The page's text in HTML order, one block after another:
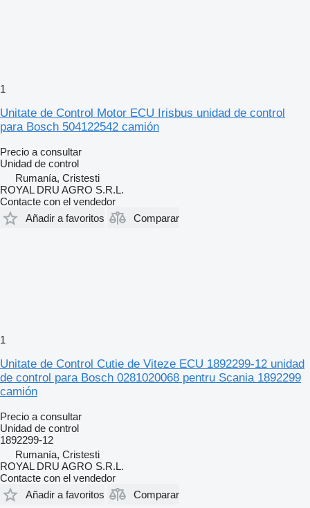
1
Unitate de Control Motor ECU Irisbus unidad de control
para Bosch 504122542 camión
Precio a consultar
Unidad de control
Rumanía, Cristesti
ROYAL DRU AGRO S.R.L.
Contacte con el vendedor
Añadir a favoritos
Comparar
1
Unitate de Control Cutie de Viteze ECU 1892299-12 unidad
de control para Bosch 0281020068 pentru Scania 1892299
camión
Precio a consultar
Unidad de control
1892299-12
Rumanía, Cristesti
ROYAL DRU AGRO S.R.L.
Contacte con el vendedor
Añadir a favoritos
Comparar